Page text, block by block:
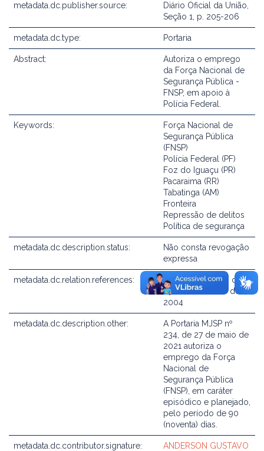
metadata.dc.publisher.source:
Diário Oficial da União,
Seção 1, p. 205-206
metadata.dc.type: Portaria
Abstract:
Autoriza o emprego
da Força Nacional de
Segurança Pública -
FNSP, em apoio à
Polícia Federal.
Keywords:
Força Nacional de
Segurança Pública
(FNSP)
Polícia Federal (PF)
Foz do Iguaçu (PR)
Pacaraima (RR)
Tabatinga (AM)
Fronteira
Repressão de delitos
Política de segurança
metadata.dc.description.status:
Não consta revogação
expressa
metadata.dc.relation.references:
Decreto nº 5.289, de
29 de novembro de
2004
metadata.dc.description.other:
A Portaria MJSP nº
234, de 27 de maio de
2021 autoriza o
emprego da Força
Nacional de
Segurança Pública
(FNSP), em caráter
episódico e planejado,
pelo período de 90
(noventa) dias.
metadata.dc.contributor.signature:
ANDERSON GUSTAVO